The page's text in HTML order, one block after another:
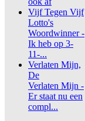
Vijf Tegen Vijf
Lotto's
Woordwinner -
Ik heb op 3-
11-...
Verlaten Mijn,
De
Verlaten Mijn -
Er staat nu een
compl...